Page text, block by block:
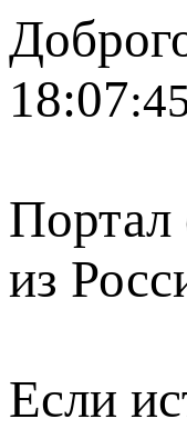
18:07
Портал
из
Если